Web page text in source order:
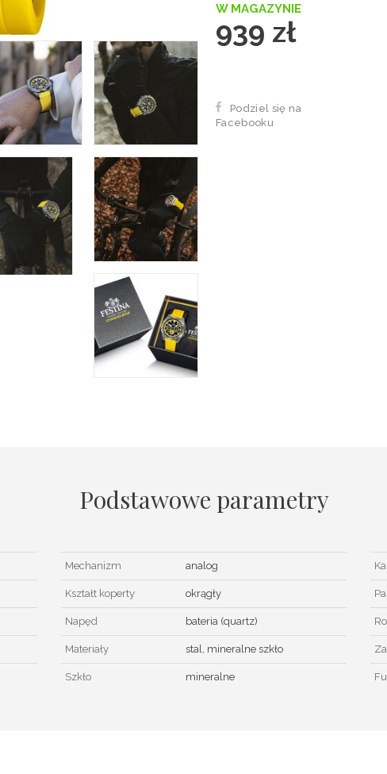
W MAGAZYNIE
939 zł
Podziel się na
Facebooku
Podstawowe parametry
Mechanizm analog
Kształt koperty okrągły
Napęd bateria (quartz)
Materiały stal, mineralne szkło
Szkło mineralne